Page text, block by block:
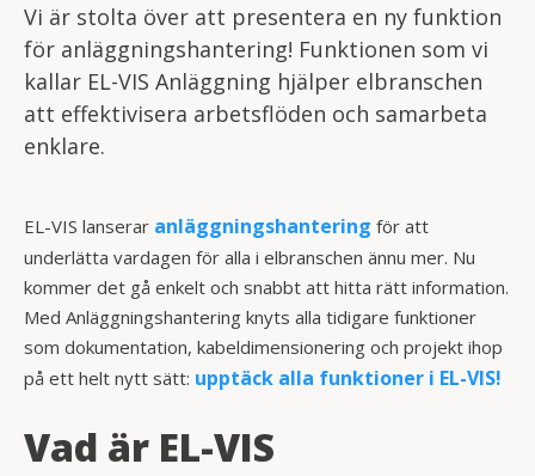
Vi är stolta över att presentera en ny funktion
för anläggningshantering! Funktionen som vi
kallar EL-VIS Anläggning hjälper elbranschen
att effektivisera arbetsflöden och samarbeta
enklare.
EL-VIS lanserar anläggningshantering för att
underlätta vardagen för alla i elbranschen ännu mer. Nu
kommer det gå enkelt och snabbt att hitta rätt information.
Med Anläggningshantering knyts alla tidigare funktioner
som dokumentation, kabeldimensionering och projekt ihop
på ett helt nytt sätt: upptäck alla funktioner i EL-VIS!
Vad är EL-VIS